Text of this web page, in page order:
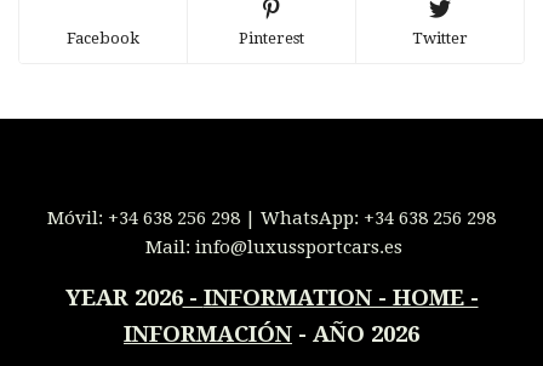
Facebook Pinterest Twitter
Móvil: +34 638 256 298 | WhatsApp: +34 638 256 298
Mail: info@luxussportcars.es
YEAR 2026- INFORMATION - HOME -
INFORMACIÓN - AÑO 2026